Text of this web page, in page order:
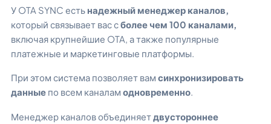
У OTA SYNC есть надежный менеджер каналов,
который связывает вас сболее чем 100 каналами,
включая крупнейшие OTA, а также популярные
платежные и маркетинговые платформы.
При этом система позволяет вам синхронизировать
данные по всем каналам одновременно.
Менеджер каналов объединяет двустороннее